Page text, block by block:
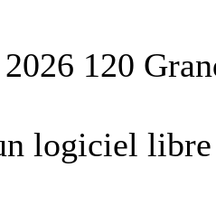
120
logiciel